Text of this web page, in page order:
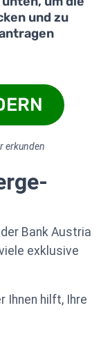
und zu
erkunden
Bank Austria
exklusive
Ihnen hilft, Ihre